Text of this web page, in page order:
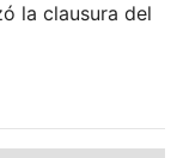
la clausura del